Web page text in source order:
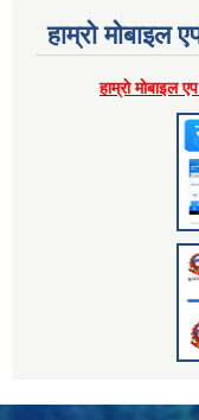
हाम्राे माेबाइल
हाम्राे माेबाइल